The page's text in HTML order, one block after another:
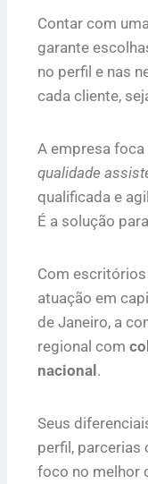
Contar com
garante
no perfil e nas
cada cliente,
A empresa
qualidade
qualificada e
É a solução
Com escritórios
atuação em
de Janeiro, a
regional com
nacional.
Seus
perfil, parcerias
foco no melhor